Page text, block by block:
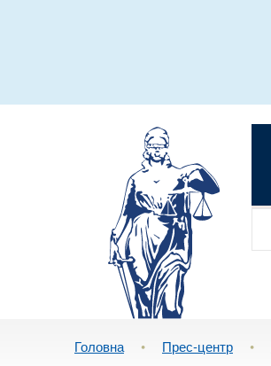
Головна • Прес-центр •